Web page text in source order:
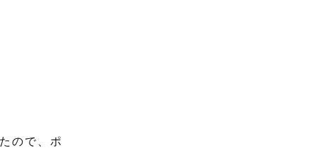
ので、ポ